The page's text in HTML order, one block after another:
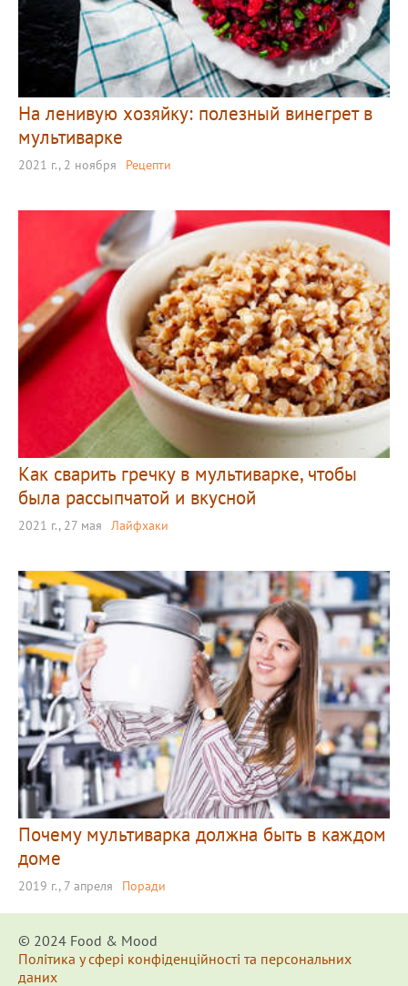
На ленивую хозяйку: полезный винегрет в
мультиварке
2021 г., 2 ноября Рецепти
Как сварить гречку в мультиварке, чтобы
была рассыпчатой и вкусной
2021 г., 27 мая Лайфхаки
Почему мультиварка должна быть в каждом
доме
2019 г., 7 апреля Поради
© 2024 Food & Мood
Політика у сфері конфіденційності та персональних
даних